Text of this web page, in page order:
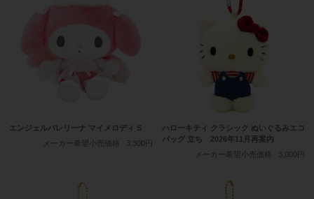
エンジェルバレリーナ マイメロディ S
メーカー希望小売価格
3,300円
ハローキティ クラシック ぬいぐるみエコ
バッグ 立ち 2026年11月再案内
メーカー希望小売価格
3,000円